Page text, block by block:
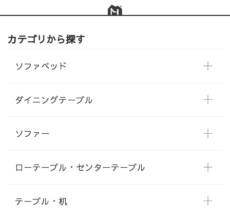
カテゴリから探す
ソファベッド
ダイニングテーブル
ソファー
ローテーブル・センターテーブル
テーブル・机